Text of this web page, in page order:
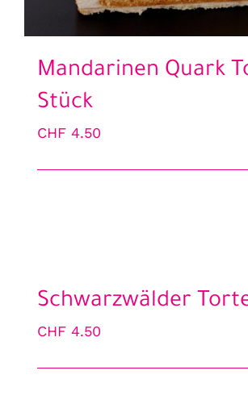
Mandarinen Quark
Stück
CHF 4.50
Schwarzwälder
CHF 4.50